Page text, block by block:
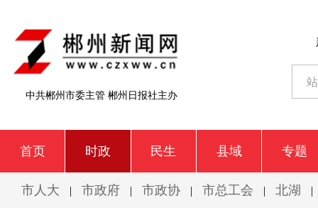
中共郴州市委主管 郴州日报社主办
首页 时政 民生 县域 专题
市人大 | 市政府 | 市政协 | 市总工会 | 北湖 |